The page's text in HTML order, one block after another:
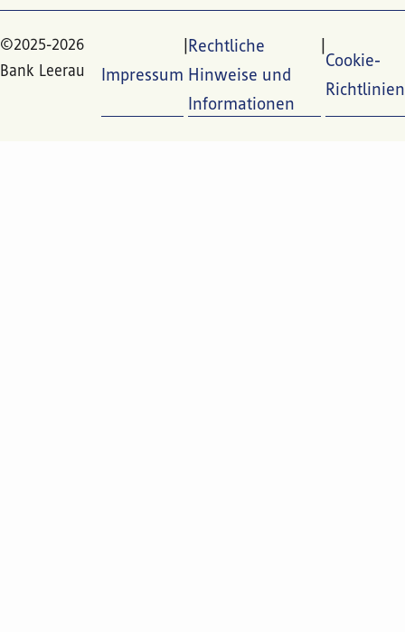
©2025-2026
Bank Leerau
Impressum
Rechtliche
Hinweise und
Informationen
Cookie-
Richtlinien